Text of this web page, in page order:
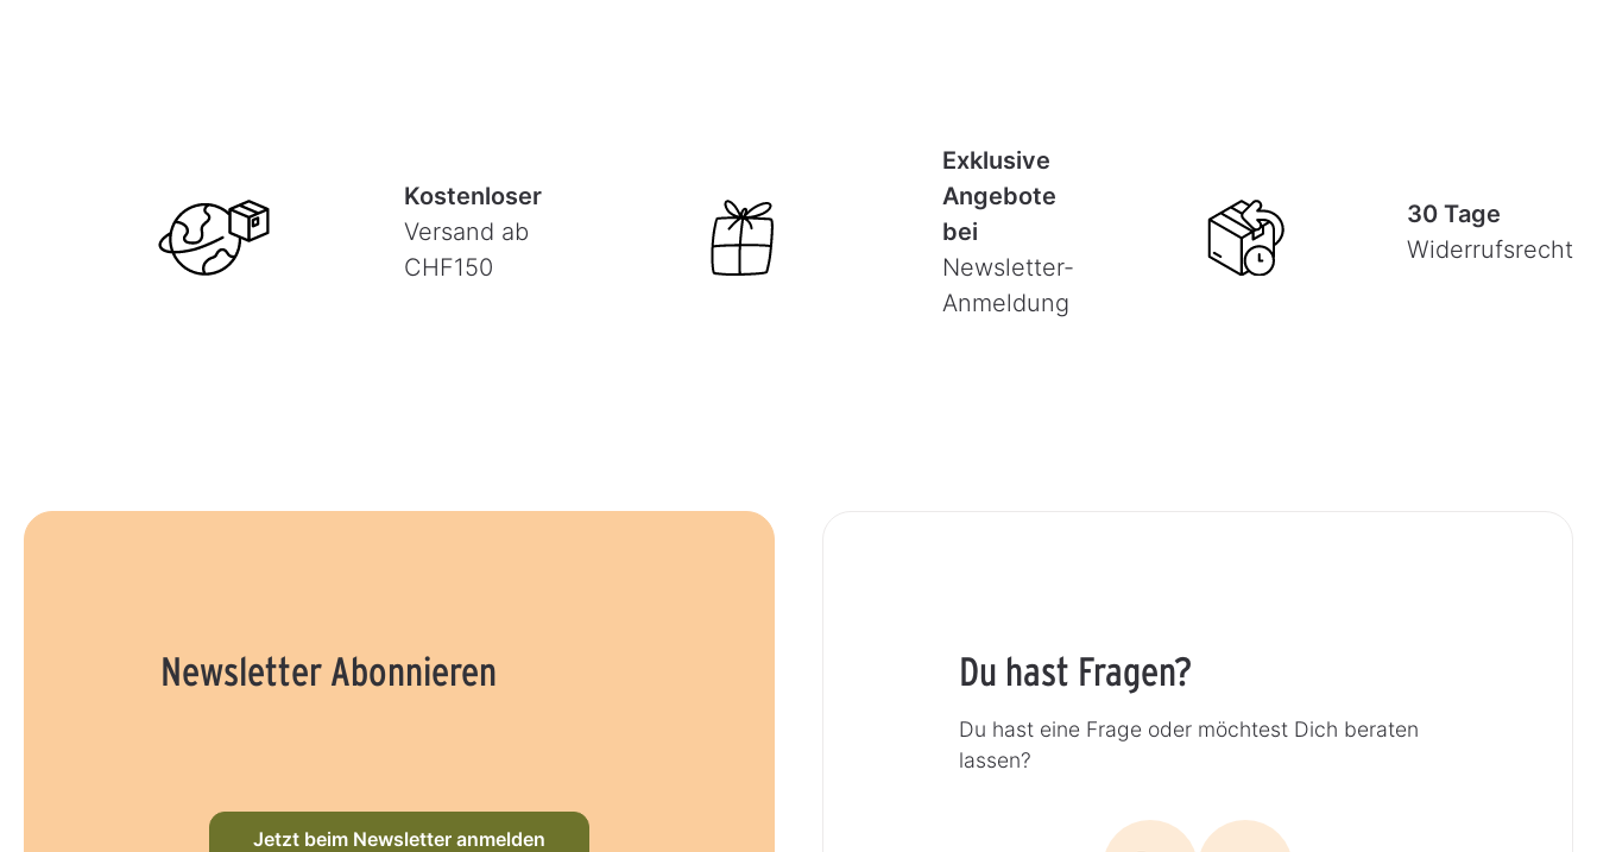
Kostenloser
Versand ab
CHF150
Exklusive
Angebote
bei
Newsletter-
Anmeldung
30 Tage
Widerrufsrecht
Newsletter Abonnieren
Jetzt beim Newsletter anmelden
Du hast Fragen?
Du hast eine Frage oder möchtest Dich beraten
lassen?